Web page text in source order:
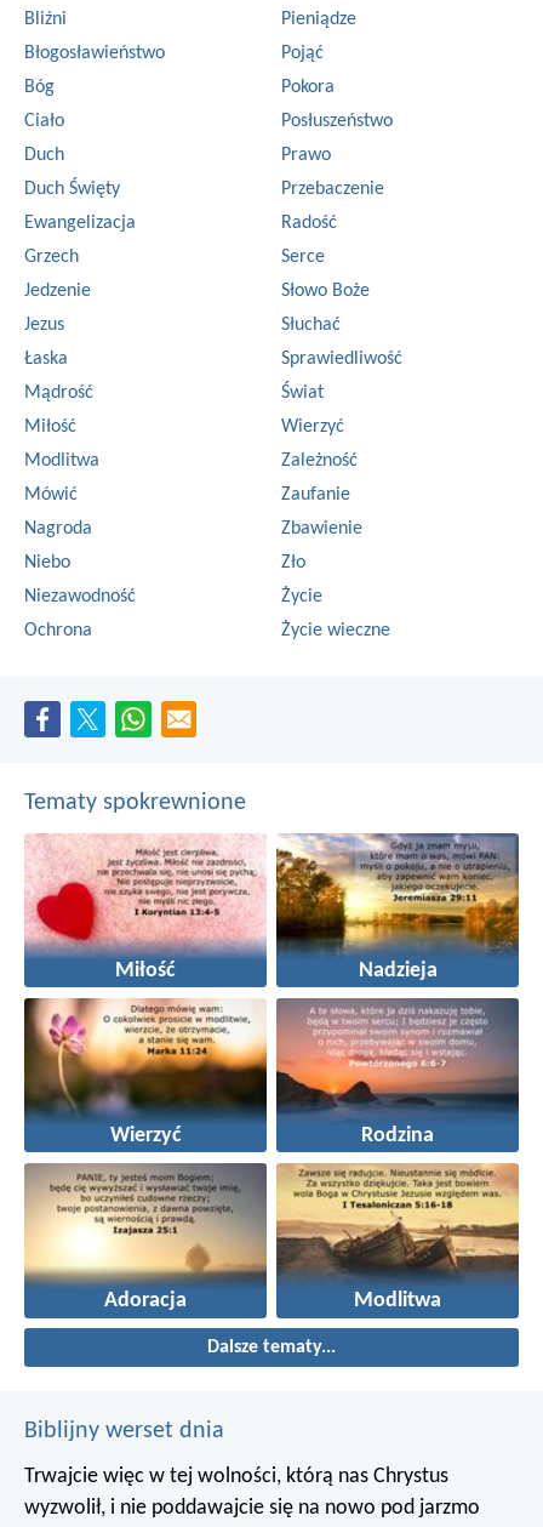
Bliźni
Błogosławieństwo
Bóg
Ciało
Duch
Duch Święty
Ewangelizacja
Grzech
Jedzenie
Jezus
Łaska
Mądrość
Miłość
Modlitwa
Mówić
Nagroda
Niebo
Niezawodność
Ochrona
Pieniądze
Pojąć
Pokora
Posłuszeństwo
Prawo
Przebaczenie
Radość
Serce
Słowo Boże
Słuchać
Sprawiedliwość
Świat
Wierzyć
Zależność
Zaufanie
Zbawienie
Zło
Życie
Życie wieczne
Tematy spokrewnione
Miłość Nadzieja
Wierzyć Rodzina
Adoracja Modlitwa
Dalsze tematy...
Biblijny werset dnia
Trwajcie więc w tej wolności, którą nas Chrystus
wyzwolił, i nie poddawajcie się na nowo pod jarzmo